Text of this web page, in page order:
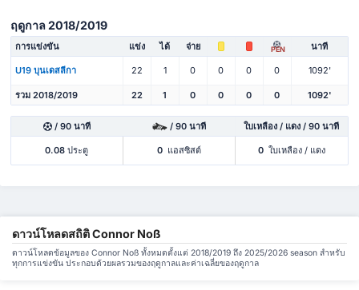
ฤดูกาล 2018/2019
การแข่งขัน แข่ง ได้ จ่าย PEN นาที
U19 บุนเดสลีกา 22 1 0 0 0 0 1092'
รวม 2018/2019 22 1 0 0 0 0 1092'
/ 90 นาที / 90 นาที ใบเหลือง / แดง / 90 นาที
0.08 ประตู 0 แอสซิสต์ 0 ใบเหลือง / แดง
ดาวน์โหลดสถิติ Connor Noß
ดาวน์โหลดข้อมูลของ Connor Noß ทั้งหมดตั้งแต่ 2018/2019 ถึง 2025/2026 season สำหรับ
ทุกการแข่งขัน ประกอบด้วยผลรวมของฤดูกาลและค่าเฉลี่ยของฤดูกาล